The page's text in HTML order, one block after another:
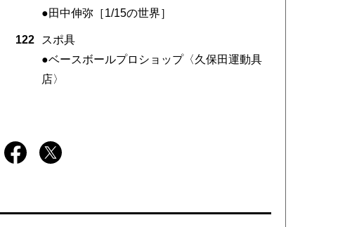
●田中伸弥［1/15の世界］
122
スポ具
●ベースボールプロショップ〈久保田運動具
店〉